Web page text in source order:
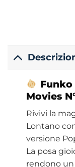
Funko
Movies
Rivivi la
Lontano
versione
La posa
rendono